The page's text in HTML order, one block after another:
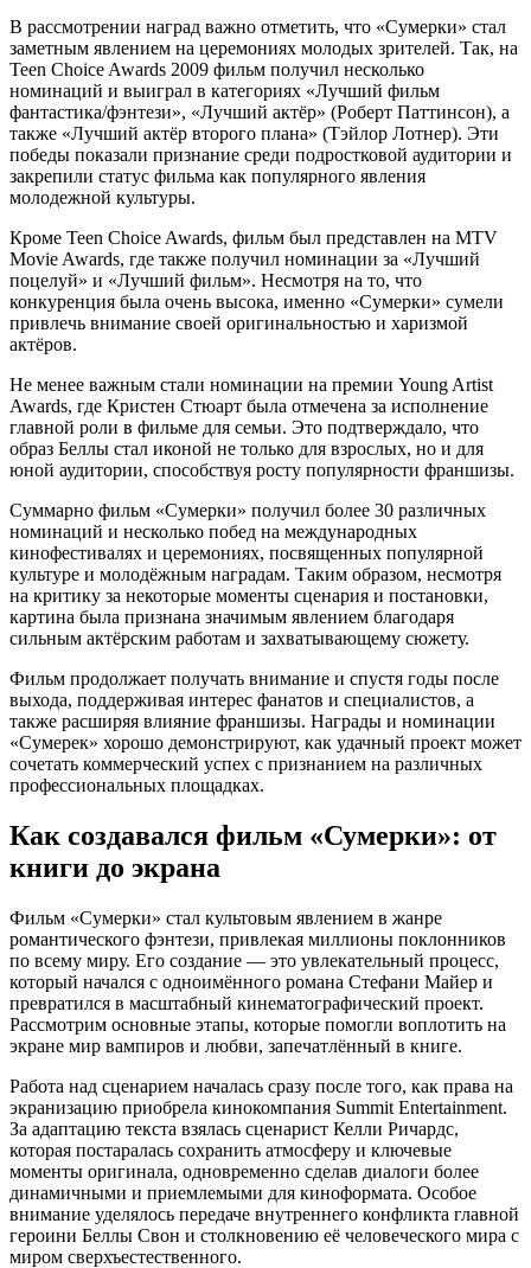
В рассмотрении наград важно отметить, что «Сумерки» стал
заметным явлением на церемониях молодых зрителей. Так, на
Teen Choice Awards 2009 фильм получил несколько
номинаций и выиграл в категориях «Лучший фильм
фантастика/фэнтези», «Лучший актёр» (Роберт Паттинсон), а
также «Лучший актёр второго плана» (Тэйлор Лотнер). Эти
победы показали признание среди подростковой аудитории и
закрепили статус фильма как популярного явления
молодежной культуры.
Кроме Teen Choice Awards, фильм был представлен на MTV
Movie Awards, где также получил номинации за «Лучший
поцелуй» и «Лучший фильм». Несмотря на то, что
конкуренция была очень высока, именно «Сумерки» сумели
привлечь внимание своей оригинальностью и харизмой
актёров.
Не менее важным стали номинации на премии Young Artist
Awards, где Кристен Стюарт была отмечена за исполнение
главной роли в фильме для семьи. Это подтверждало, что
образ Беллы стал иконой не только для взрослых, но и для
юной аудитории, способствуя росту популярности франшизы.
Суммарно фильм «Сумерки» получил более 30 различных
номинаций и несколько побед на международных
кинофестивалях и церемониях, посвященных популярной
культуре и молодёжным наградам. Таким образом, несмотря
на критику за некоторые моменты сценария и постановки,
картина была признана значимым явлением благодаря
сильным актёрским работам и захватывающему сюжету.
Фильм продолжает получать внимание и спустя годы после
выхода, поддерживая интерес фанатов и специалистов, а
также расширяя влияние франшизы. Награды и номинации
«Сумерек» хорошо демонстрируют, как удачный проект может
сочетать коммерческий успех с признанием на различных
профессиональных площадках.
Как создавался фильм «Сумерки»: от
книги до экрана
Фильм «Сумерки» стал культовым явлением в жанре
романтического фэнтези, привлекая миллионы поклонников
по всему миру. Его создание — это увлекательный процесс,
который начался с одноимённого романа Стефани Майер и
превратился в масштабный кинематографический проект.
Рассмотрим основные этапы, которые помогли воплотить на
экране мир вампиров и любви, запечатлённый в книге.
Работа над сценарием началась сразу после того, как права на
экранизацию приобрела кинокомпания Summit Entertainment.
За адаптацию текста взялась сценарист Келли Ричардс,
которая постаралась сохранить атмосферу и ключевые
моменты оригинала, одновременно сделав диалоги более
динамичными и приемлемыми для киноформата. Особое
внимание уделялось передаче внутреннего конфликта главной
героини Беллы Свон и столкновению её человеческого мира с
миром сверхъестественного.